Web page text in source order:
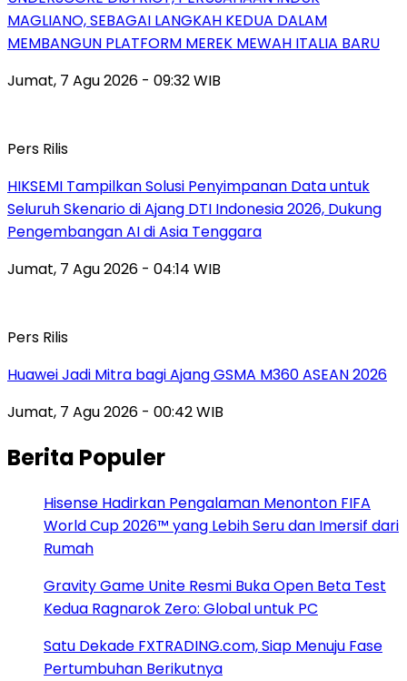
MAGLIANO, SEBAGAI LANGKAH KEDUA DALAM
MEMBANGUN PLATFORM MEREK MEWAH ITALIA BARU
Jumat, 7 Agu 2026 - 09:32 WIB
Pers Rilis
HIKSEMI Tampilkan Solusi Penyimpanan Data untuk
Seluruh Skenario di Ajang DTI Indonesia 2026, Dukung
Pengembangan AI di Asia Tenggara
Jumat, 7 Agu 2026 - 04:14 WIB
Pers Rilis
Huawei Jadi Mitra bagi Ajang GSMA M360 ASEAN 2026
Jumat, 7 Agu 2026 - 00:42 WIB
Berita Populer
Hisense Hadirkan Pengalaman Menonton FIFA
World Cup 2026™ yang Lebih Seru dan Imersif dari
Rumah
Gravity Game Unite Resmi Buka Open Beta Test
Kedua Ragnarok Zero: Global untuk PC
Satu Dekade FXTRADING.com, Siap Menuju Fase
Pertumbuhan Berikutnya